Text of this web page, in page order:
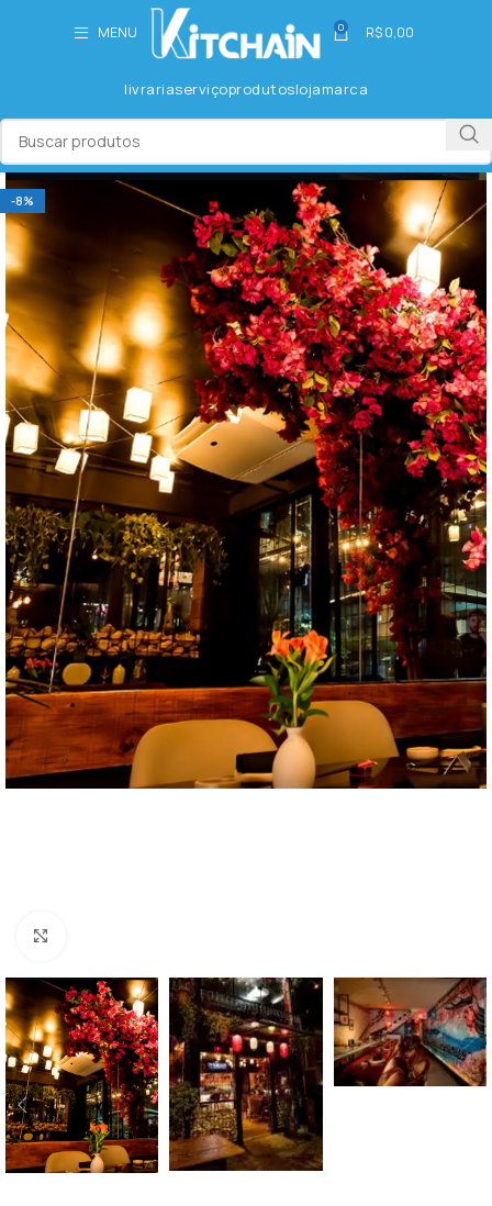
MENU 0 R$0,00
livrariaserviçoprodutoslojamarca
-8%